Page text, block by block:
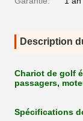
Description
Chariot de golf
passagers,
Spécifications